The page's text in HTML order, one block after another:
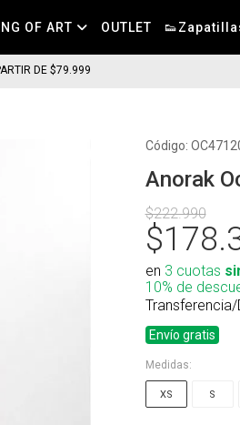
OF ART OUTLET
LAS 11HS, LLEGA EN 24HS EN CABA (DIAS
Código:
Anorak
$222.990
en 3 cuotas
10% de
Envío gratis
Medidas:
XS S